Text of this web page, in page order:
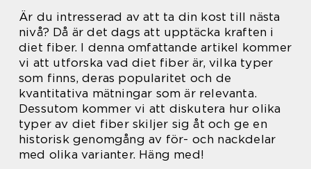
Är du intresserad av att ta din kost till nästa
nivå? Då är det dags att upptäcka kraften i
diet fiber. I denna omfattande artikel kommer
vi att utforska vad diet fiber är, vilka typer
som finns, deras popularitet och de
kvantitativa mätningar som är relevanta.
Dessutom kommer vi att diskutera hur olika
typer av diet fiber skiljer sig åt och ge en
historisk genomgång av för- och nackdelar
med olika varianter. Häng med!